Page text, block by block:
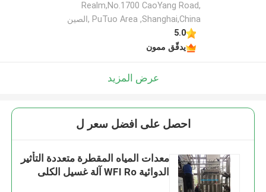
Realm,No.1700 CaoYang Road,
PuTuo Area ,Shanghai,China ,الصين
5.0
يدقّق ممون
عرض المزيد
احصل على افضل سعر ل
معدات المياه المقطرة متعددة التأثير
الدوائية WFI Ro آلة غسيل الكلى